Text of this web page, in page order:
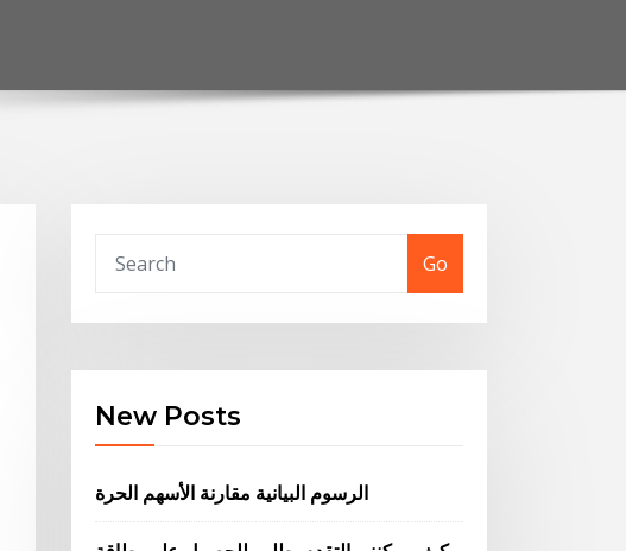
Go
New Posts
الرسوم البيانية مقارنة الأسهم الحرة